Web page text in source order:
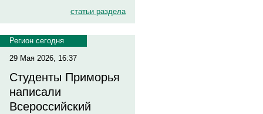
статьи раздела
Регион сегодня
29 Мая 2026, 16:37
Студенты Приморья
написали
Всероссийский